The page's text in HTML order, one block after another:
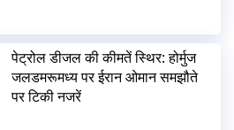
पेट्रोल डीजल की कीमतें स्थिर: होर्मुज
जलडमरूमध्य पर ईरान ओमान समझौते
पर टिकी नजरें